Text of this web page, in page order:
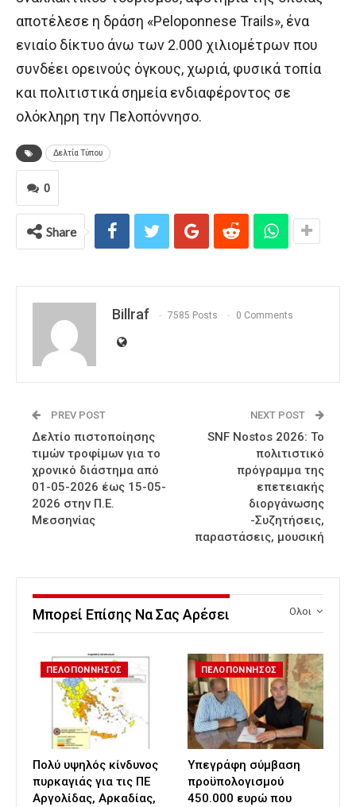
αποτέλεσε η δράση «Peloponnese Trails», ένα
ενιαίο δίκτυο άνω των 2.000 χιλιομέτρων που
συνδέει ορεινούς όγκους, χωριά, φυσικά τοπία
και πολιτιστικά σημεία ενδιαφέροντος σε
ολόκληρη την Πελοπόννησο.
Δελτία Τύπου
0
Share
Billraf 7585 Posts 0 Comments
PREV POST
Δελτίο πιστοποίησης
τιμών τροφίμων για το
χρονικό διάστημα από
01-05-2026 έως 15-05-
2026 στην Π.Ε.
Μεσσηνίας
NEXT POST
SNF Nostos 2026: Το
πολιτιστικό
πρόγραμμα της
επετειακής
διοργάνωσης
-Συζητήσεις,
παραστάσεις, μουσική
Ολοι
Μπορεί Επίσης Να Σας Αρέσει
ΠΕΛΟΠΟΝΝΗΣΟΣ
Πολύ υψηλός κίνδυνος
πυρκαγιάς για τις ΠΕ
Αργολίδας, Αρκαδίας,
ΠΕΛΟΠΟΝΝΗΣΟΣ
Υπεγράφη σύμβαση
προϋπολογισμού
450.000 ευρώ που